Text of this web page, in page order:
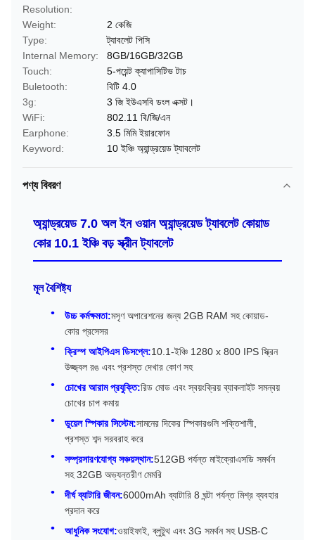
Resolution:
Weight:
2 কেজি
Type:
ট্যাবলেট পিসি
Internal Memory:
8GB/16GB/32GB
Touch:
5-পয়েন্ট ক্যাপাসিটিভ টাচ
Buletooth:
বিটি 4.0
3g:
3 জি ইউএসবি ডংল এক্সট।
WiFi:
802.11 বি/জি/এন
Earphone:
3.5 মিমি ইয়ারফোন
Keyword:
10 ইঞ্চি অ্যান্ড্রয়েড ট্যাবলেট
পণ্য বিবরণ
অ্যান্ড্রয়েড 7.0 অল ইন ওয়ান অ্যান্ড্রয়েড ট্যাবলেট কোয়াড
কোর 10.1 ইঞ্চি বড় স্ক্রীন ট্যাবলেট
মূল বৈশিষ্ট্য
উচ্চ কর্মক্ষমতা:মসৃণ অপারেশনের জন্য 2GB RAM সহ কোয়াড-
কোর প্রসেসর
ক্রিস্প আইপিএস ডিসপ্লে:10.1-ইঞ্চি 1280 x 800 IPS স্ক্রিন
উজ্জ্বল রঙ এবং প্রশস্ত দেখার কোণ সহ
চোখের আরাম প্রযুক্তি:রিড মোড এবং স্বয়ংক্রিয় ব্যাকলাইট সমন্বয়
চোখের চাপ কমায়
ডুয়েল স্পিকার সিস্টেম:সামনের দিকের স্পিকারগুলি শক্তিশালী,
প্রশস্ত শব্দ সরবরাহ করে
সম্প্রসারণযোগ্য সঞ্চয়স্থান:512GB পর্যন্ত মাইক্রোএসডি সমর্থন
সহ 32GB অভ্যন্তরীণ মেমরি
দীর্ঘ ব্যাটারি জীবন:6000mAh ব্যাটারি 8 ঘন্টা পর্যন্ত মিশ্র ব্যবহার
প্রদান করে
আধুনিক সংযোগ:ওয়াইফাই, ব্লুটুথ এবং 3G সমর্থন সহ USB-C